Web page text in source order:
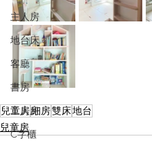
主人房
地台床
客廳
書房
工人房
C字櫃
兒童房細房雙床地台
兒童房